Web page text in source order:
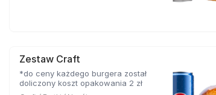
Zestaw Craft
*do ceny każdego burgera został
doliczony koszt opakowania 2 zł